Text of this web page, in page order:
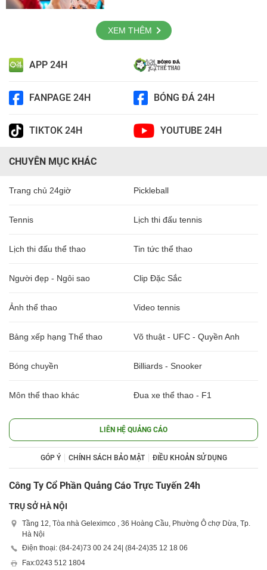
XEM THÊM
APP 24H
FANPAGE 24H BÓNG ĐÁ 24H
TIKTOK 24H YOUTUBE 24H
CHUYÊN MỤC KHÁC
Trang chủ 24giờ Pickleball
Tennis Lịch thi đấu tennis
Lịch thi đấu thể thao Tin tức thể thao
Người đẹp - Ngôi sao Clip Đặc Sắc
Ảnh thể thao Video tennis
Bảng xếp hạng Thể thao Võ thuật - UFC - Quyền Anh
Bóng chuyền Billiards - Snooker
Môn thể thao khác Đua xe thể thao - F1
LIÊN HỆ QUẢNG CÁO
GÓP Ý CHÍNH SÁCH BẢO MẬT ĐIỀU KHOẢN SỬ DỤNG
Công Ty Cổ Phần Quảng Cáo Trực Tuyến 24h
TRỤ SỞ HÀ NỘI
Tầng 12, Tòa nhà Geleximco , 36 Hoàng Cầu, Phường Ô chợ Dừa, Tp.
Hà Nội
Điện thoại: (84-24)73 00 24 24| (84-24)35 12 18 06
Fax:0243 512 1804